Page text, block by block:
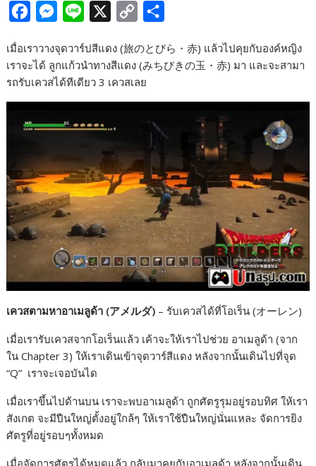
c
o
k
M
s
s
e
r
n
p
y
k
a
r
เมื่อเราวางจุดวาร์ปสีแดง (旅のとびら・赤) แล้วไปคุยกับองค์หญิง
เราจะได้ ลูกแก้วนำทางสีแดง (みちびきの玉・赤) มา และจะสามา
รถรับเควสได้ทีเดียว 3 เควสเลย
เควสตามหาอาเมลูด้า (アメルダ) – รับเควสได้ที่โอเร็น (オーレン)
เมื่อเรารับเควสจากโอเร็นแล้ว เค้าจะให้เราไปช่วย อาเมลูด้า (จาก
ใน Chapter 3) ให้เราเดินเข้าจุดวาร์สีแดง หลังจากนั้นเดินไปที่จุด
“Q” เราจะเจอบันได
เมื่อเราขึ้นไปด้านบน เราจะพบอาเมลูด้า ถูกศัตรูรุมอยู่รอบทิศ ให้เรา
สังเกต จะมีปืนใหญ่ตั้งอยู่ใกล้ๆ ให้เราใช้ปืนใหญ่นั่นแหละ จัดการยิง
ศัตรูที่อยู่รอบๆทั้งหมด
เมื่อจัดการศัตรูได้หมดแล้ว กลับมาคุยกับอาเมลูด้า หลังจากนั้นเดิน